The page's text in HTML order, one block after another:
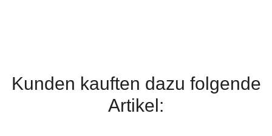
Kunden kauften dazu folgende
Artikel: